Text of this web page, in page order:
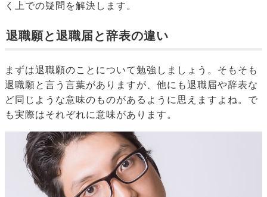
く上での疑問を解決します。
退職願と退職届と辞表の違い
まずは退職願のことについて勉強しましょう。そもそも
退職願と言う言葉がありますが、他にも退職届や辞表な
ど同じような意味のものがあるように思えますよね。で
も実際はそれぞれに意味があります。